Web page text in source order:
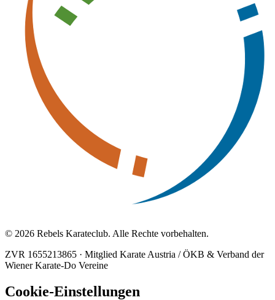
© 2026 Rebels Karateclub. Alle Rechte vorbehalten.
ZVR 1655213865 · Mitglied Karate Austria / ÖKB & Verband der
Wiener Karate-Do Vereine
Cookie-Einstellungen